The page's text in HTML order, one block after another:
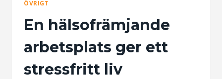
ÖVRIGT
En hälsofrämjande
arbetsplats ger ett
stressfritt liv